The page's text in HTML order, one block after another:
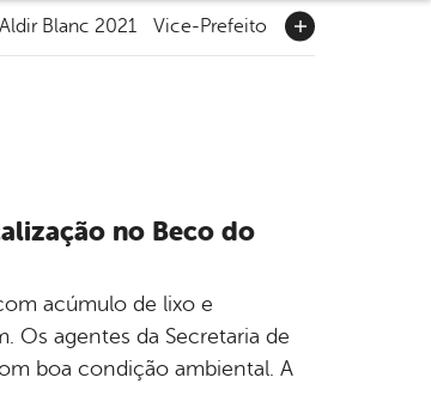
Aldir Blanc 2021 Vice-Prefeito
no Beco do
acúmulo de lixo e
Os agentes da Secretaria de
boa condição ambiental. A